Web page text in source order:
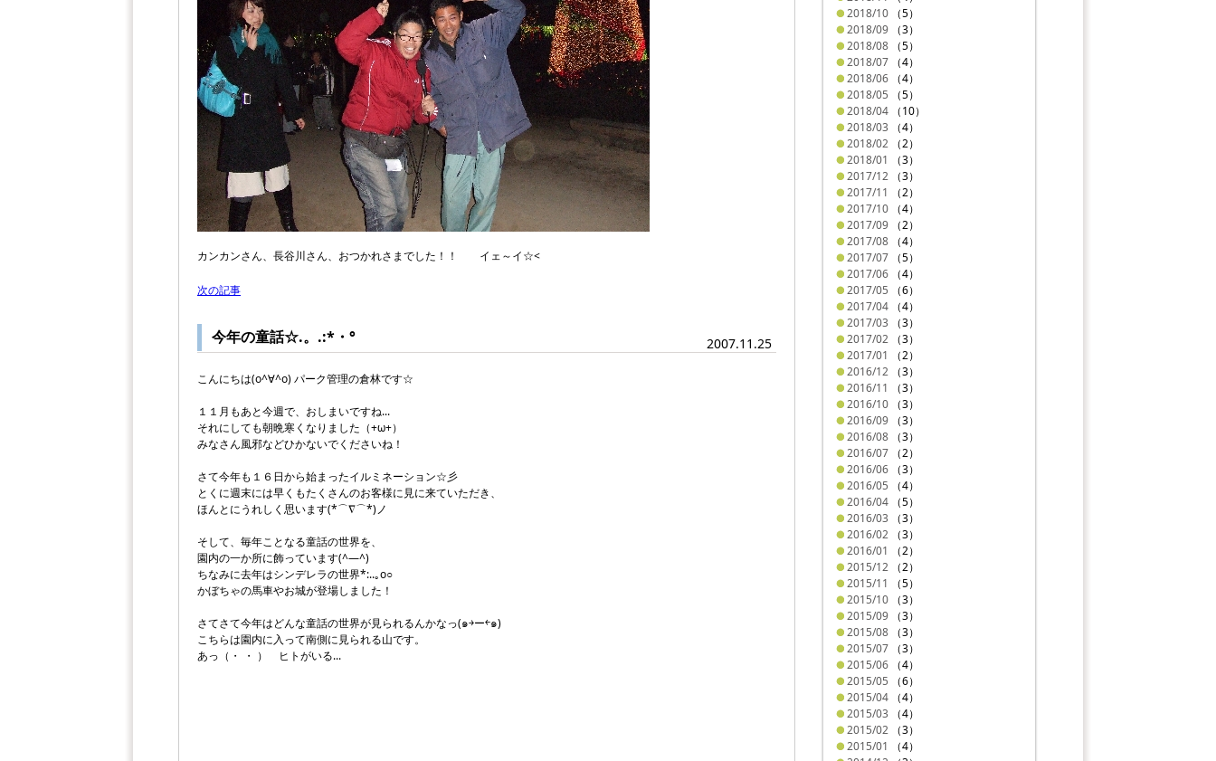
2018/10 （5）
2018/09 （3）
2018/08 （5）
2018/07 （4）
2018/06 （4）
2018/05 （5）
2018/04 （10）
2018/03 （4）
2018/02 （2）
2018/01
（3）
2017/12 （3）
2017/11
（2）
2017/10 （4）
2017/09 （2）
2017/08 （4）
2017/07 （5）
2017/06 （4）
2017/05 （6）
2017/04 （4）
2017/03 （3）
2017/02 （3）
2017/01
（2）
2016/12 （3）
2016/11
（3）
2016/10 （3）
2016/09 （3）
2016/08 （3）
2016/07 （2）
2016/06 （3）
2016/05 （4）
2016/04 （5）
2016/03 （3）
2016/02 （3）
2016/01
（2）
2015/12 （2）
2015/11
（5）
2015/10 （3）
2015/09 （3）
2015/08 （3）
2015/07 （3）
2015/06 （4）
2015/05 （6）
2015/04 （4）
2015/03 （4）
2015/02 （3）
2015/01
（4）
カンカンさん、長谷川さん、おつかれさまでした！！ イェ～イ☆<
次の記事
2007.11.25
今年の童話☆.。.:*・°
こんにちは(o^∀^o) パーク管理の倉林です☆
１１月もあと今週で、おしまいですね...
それにしても朝晩寒くなりました（+ω+）
みなさん風邪などひかないでくださいね！
さて今年も１６日から始まったイルミネーション☆彡
とくに週末には早くもたくさんのお客様に見に来ていただき、
ほんとにうれしく思います(*⌒∇⌒*)ノ
そして、毎年ことなる童話の世界を、
園内の一か所に飾っています(^―^)
ちなみに去年はシンデレラの世界*:..｡o○
かぼちゃの馬車やお城が登場しました！
さてさて今年はどんな童話の世界が見られるんかなっ(๑￫ー￩๑)
こちらは園内に入って南側に見られる山です。
あっ（・ ・ ） ヒトがいる...